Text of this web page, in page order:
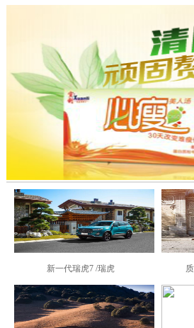
新一代瑞虎7 /瑞虎